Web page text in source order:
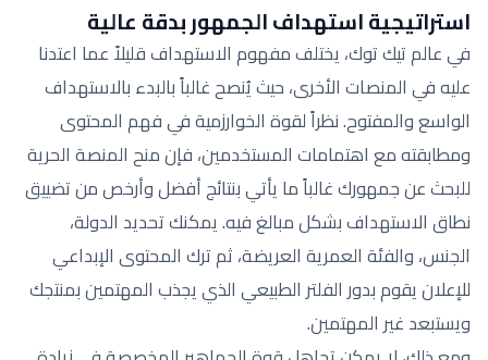
استراتيجية استهداف الجمهور بدقة عالية
في عالم تيك توك، يختلف مفهوم الاستهداف قليلاً عما اعتدنا
عليه في المنصات الأخرى، حيث يُنصح غالباً بالبدء بالاستهداف
الواسع والمفتوح. نظراً لقوة الخوارزمية في فهم المحتوى
ومطابقته مع اهتمامات المستخدمين، فإن منح المنصة الحرية
للبحث عن جمهورك غالباً ما يأتي بنتائج أفضل وأرخص من تضييق
نطاق الاستهداف بشكل مبالغ فيه. يمكنك تحديد الدولة،
الجنس، والفئة العمرية العريضة، ثم ترك المحتوى الإبداعي
للإعلان يقوم بدور الفلتر الطبيعي الذي يجذب المهتمين بمنتجك
ويستبعد غير المهتمين.